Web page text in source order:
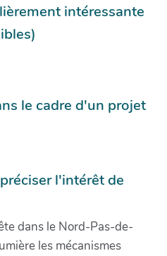
intéressante
le cadre d'un projet
l'intérêt de
dans le Nord-Pas-de-
les mécanismes